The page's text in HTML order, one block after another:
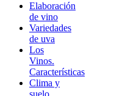
Elaboración
de vino
Variedades
de uva
Los
Vinos.
Características
Clima y